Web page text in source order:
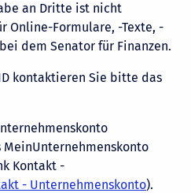
an Dritte ist nicht
Online-Formulare, -Texte, -
dem Senator für Finanzen.
kontaktieren Sie bitte das
Kontakt -
- Unternehmenskonto).